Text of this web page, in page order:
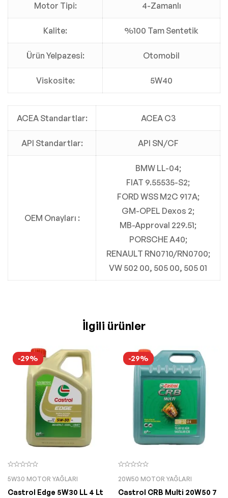
Motor Tipi: 4-Zamanlı
Kalite: %100 Tam Sentetik
Ürün Yelpazesi: Otomobil
Viskosite: 5W40
ACEA Standartlar: ACEA C3
API Standartlar: API SN/CF
OEM Onayları :
BMW LL-04;
FIAT 9.55535-S2;
FORD WSS M2C 917A;
GM-OPEL Dexos 2;
MB-Approval 229.51;
PORSCHE A40;
RENAULT RN0710/RN0700;
VW 502 00, 505 00, 505 01
İlgili ürünler
-29%
5W30 MOTOR YAĞLARI
Castrol Edge 5W30 LL 4 Lt
-29%
20W50 MOTOR YAĞLARI
Castrol CRB Multi 20W50 7